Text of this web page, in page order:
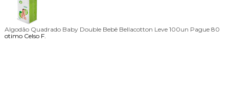
Algodão Quadrado Baby Double Bebê Bellacotton Leve 100un Pague 80
otimo Celso F.